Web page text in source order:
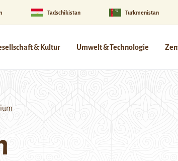
Tadschikistan Turkmenistan
& Kultur Umwelt & Technologie